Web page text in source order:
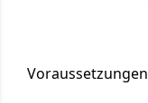
Voraussetzungen